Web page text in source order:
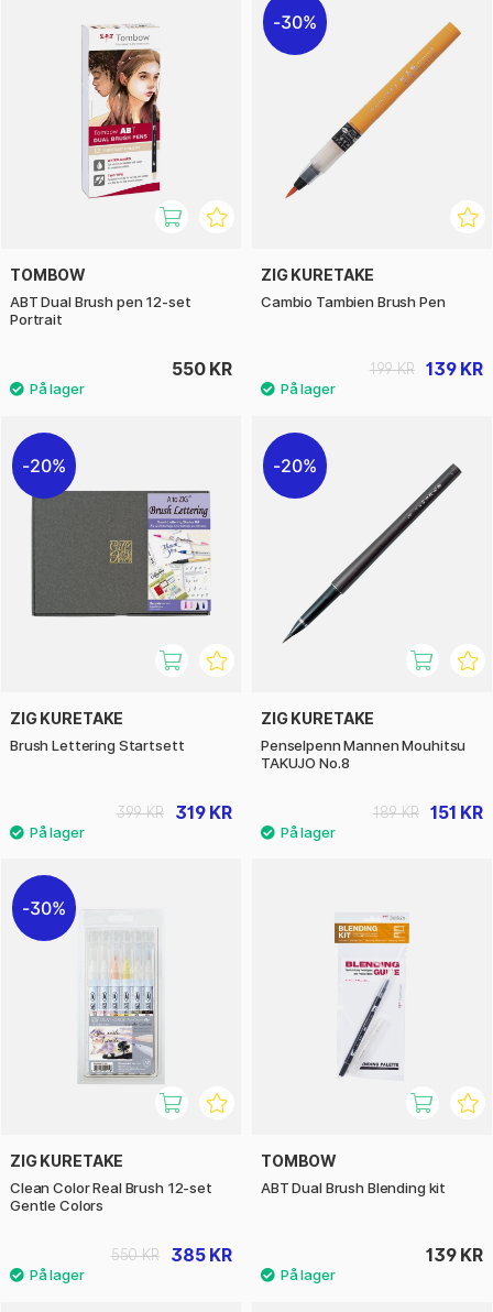
TOMBOW
ABT Dual Brush pen 12-set
Portrait
550 KR
30%
ZIG KURETAKE
Cambio Tambien Brush Pen
139 KR
199 KR
20%
ZIG KURETAKE
Brush Lettering Startsett
319 KR
399 KR
20%
ZIG KURETAKE
Penselpenn Mannen Mouhitsu
TAKUJO No.8
151 KR
189 KR
30%
ZIG KURETAKE
Clean Color Real Brush 12-set
Gentle Colors
385 KR
550 KR
TOMBOW
ABT Dual Brush Blending kit
139 KR